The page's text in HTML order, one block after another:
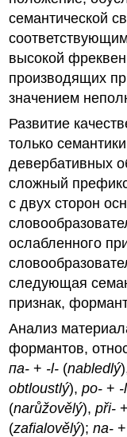
семантической
высокой
производящих
значением
Развитие
только
девербативных
сложный
с двух сторон
ослабленного
следующая
признак,
Анализ
формантов,
па- + -l- (nabledlý
obtloustlý), po- +
(narůžovělý), při-
(zafialovělý); na-